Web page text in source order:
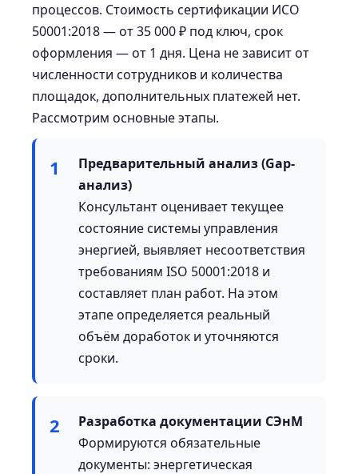
процессов. Стоимость сертификации ИСО
50001:2018 — от 35 000 ₽ под ключ, срок
оформления — от 1 дня. Цена не зависит от
численности сотрудников и количества
площадок, дополнительных платежей нет.
Рассмотрим основные этапы.
1
Предварительный анализ (Gap-
анализ)
Консультант оценивает текущее
состояние системы управления
энергией, выявляет несоответствия
требованиям ISO 50001:2018 и
составляет план работ. На этом
этапе определяется реальный
объём доработок и уточняются
сроки.
2
Разработка документации СЭнМ
Формируются обязательные
документы: энергетическая